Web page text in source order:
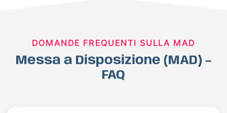
DOMANDE FREQUENTI SULLA MAD
Messa a Disposizione (MAD) –
FAQ